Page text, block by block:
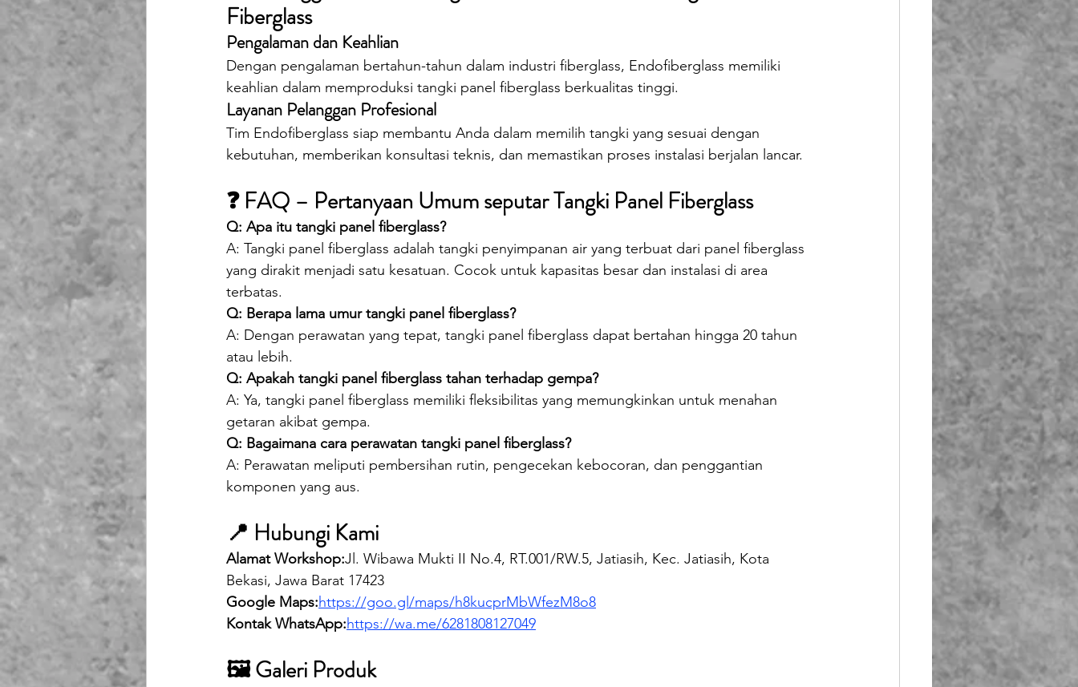
Fiberglass
Pengalaman dan Keahlian
Dengan pengalaman bertahun-tahun dalam industri fiberglass, Endofiberglass memiliki
keahlian dalam memproduksi tangki panel fiberglass berkualitas tinggi.
Layanan Pelanggan Profesional
Tim Endofiberglass siap membantu Anda dalam memilih tangki yang sesuai dengan
kebutuhan, memberikan konsultasi teknis, dan memastikan proses instalasi berjalan lancar.
❓ FAQ – Pertanyaan Umum seputar Tangki Panel Fiberglass
Q: Apa itu tangki panel fiberglass?
A: Tangki panel fiberglass adalah tangki penyimpanan air yang terbuat dari panel fiberglass
yang dirakit menjadi satu kesatuan. Cocok untuk kapasitas besar dan instalasi di area
terbatas.
Q: Berapa lama umur tangki panel fiberglass?
A: Dengan perawatan yang tepat, tangki panel fiberglass dapat bertahan hingga 20 tahun
atau lebih.
Q: Apakah tangki panel fiberglass tahan terhadap gempa?
A: Ya, tangki panel fiberglass memiliki fleksibilitas yang memungkinkan untuk menahan
getaran akibat gempa.
Q: Bagaimana cara perawatan tangki panel fiberglass?
A: Perawatan meliputi pembersihan rutin, pengecekan kebocoran, dan penggantian
komponen yang aus.
📍 Hubungi Kami
Alamat Workshop:Jl. Wibawa Mukti II No.4, RT.001/RW.5, Jatiasih, Kec. Jatiasih, Kota
Bekasi, Jawa Barat 17423
Google Maps:https://goo.gl/maps/h8kucprMbWfezM8o8
Kontak WhatsApp:https://wa.me/6281808127049
🖼️ Galeri Produk